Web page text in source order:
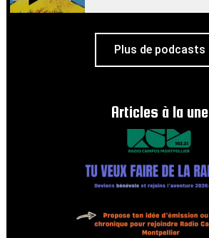
Plus de podcasts
Articles à la une